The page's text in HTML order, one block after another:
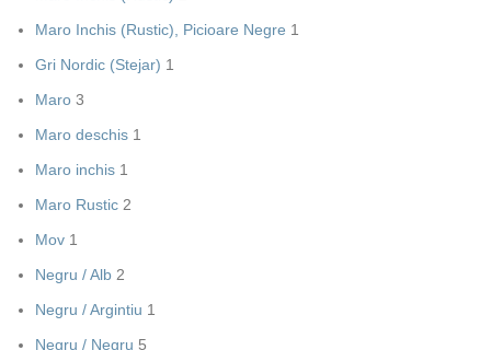
Maro Inchis (Rustic), Picioare Negre 1
Gri Nordic (Stejar) 1
Maro 3
Maro deschis 1
Maro inchis 1
Maro Rustic 2
Mov 1
Negru / Alb 2
Negru / Argintiu 1
Negru / Negru 5